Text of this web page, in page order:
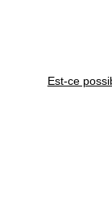
Est-ce